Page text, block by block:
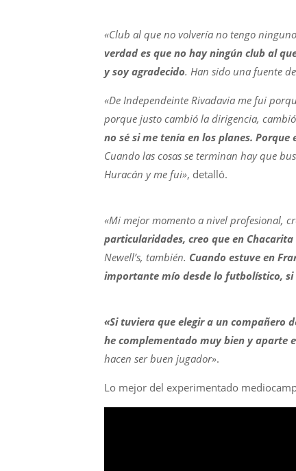
«Club al que no volvería no tengo
verdad es que no hay ningún club al
y soy agradecido. Han sido una fuente
«De Independeinte Rivadavia me fui
porque justo cambió la dirigencia,
no sé si me tenía en los planes.
Cuando las cosas se terminan hay que
Huracán y me fui», detalló.
«Mi mejor momento a nivel profesional,
particularidades, creo que en
Newell’s, también. Cuando estuve en
importante mío desde lo futbolístico, si
«Si tuviera que elegir a un compañero
he complementado muy bien y aparte
hacen ser buen jugador».
Lo mejor del experimentado